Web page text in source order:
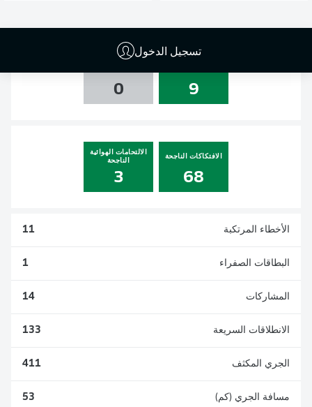
تسجيل الدخول
9
0
الافتكاكات الناجحة
68
الالتحامات الهوائية
الناجحة
3
الأخطاء المرتكبة 11
البطاقات الصفراء 1
المشاركات 14
الانطلاقات السريعة 133
الجري المكثف 411
مسافة الجري (كم) 53